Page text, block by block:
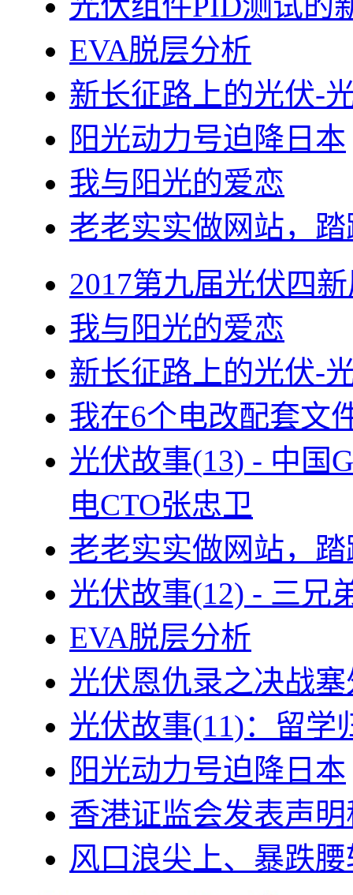
EVA脱层分析
新长征路上的光伏-
阳光动力号迫降日本
我与阳光的爱恋
老老实实做网站，
2017第九届光伏四
我与阳光的爱恋
新长征路上的光伏-
我在6个电改配套文
光伏故事(13) - 中国
电CTO张忠卫
老老实实做网站，
光伏故事(12) - 三兄
EVA脱层分析
光伏恩仇录之决战
光伏故事(11)：留学
阳光动力号迫降日本
香港证监会发表声
风口浪尖上、暴跌